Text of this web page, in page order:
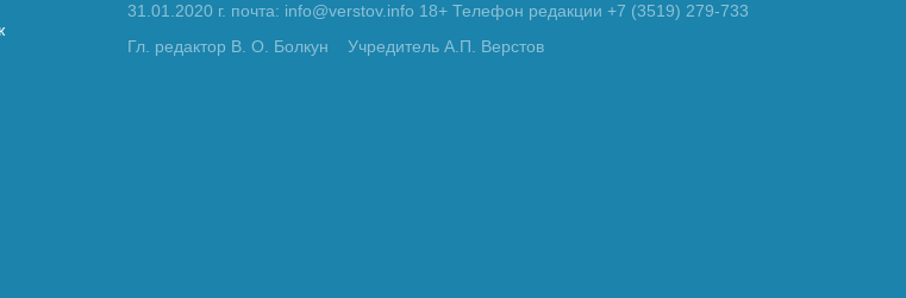
31.01.2020 г. почта: info@verstov.info 18+ Телефон редакции +7 (3519) 279-733
Гл. редактор В. О. Болкун
Учредитель А.П. Верстов